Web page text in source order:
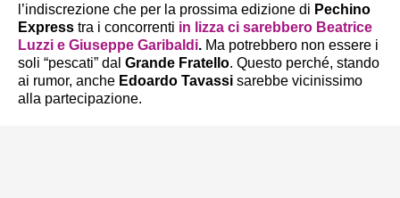
l’indiscrezione che per la prossima edizione di Pechino
Express tra i concorrenti in lizza ci sarebbero Beatrice
Luzzi e Giuseppe Garibaldi. Ma potrebbero non essere i
soli “pescati” dal Grande Fratello. Questo perché, stando
ai rumor, anche Edoardo Tavassi sarebbe vicinissimo
alla partecipazione.